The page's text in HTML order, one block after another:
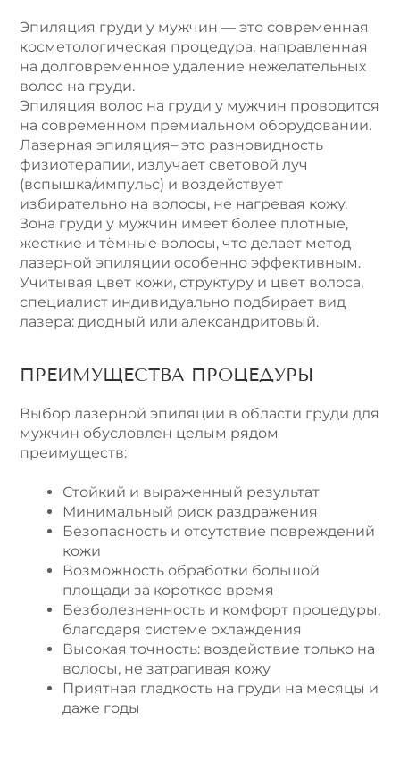
Эпиляция груди у мужчин — это современная
косметологическая процедура, направленная
на долговременное удаление нежелательных
волос на груди.
Эпиляция волос на груди у мужчин проводится
на современном премиальном оборудовании.
Лазерная эпиляция– это разновидность
физиотерапии, излучает световой луч
(вспышка/импульс) и воздействует
избирательно на волосы, не нагревая кожу.
Зона груди у мужчин имеет более плотные,
жесткие и тёмные волосы, что делает метод
лазерной эпиляции особенно эффективным.
Учитывая цвет кожи, структуру и цвет волоса,
специалист индивидуально подбирает вид
лазера: диодный или александритовый.
ПРЕИМУЩЕСТВА ПРОЦЕДУРЫ
Выбор лазерной эпиляции в области груди для
мужчин обусловлен целым рядом
преимуществ:
Стойкий и выраженный результат
Минимальный риск раздражения
Безопасность и отсутствие повреждений
кожи
Возможность обработки большой
площади за короткое время
Безболезненность и комфорт процедуры,
благодаря системе охлаждения
Высокая точность: воздействие только на
волосы, не затрагивая кожу
Приятная гладкость на груди на месяцы и
даже годы